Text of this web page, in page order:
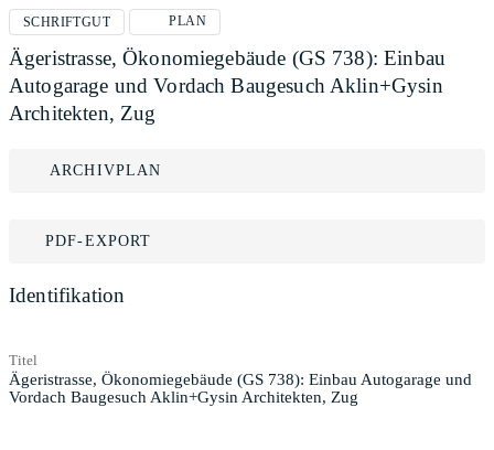
SCHRIFTGUT PLAN
Ägeristrasse, Ökonomiegebäude (GS 738): Einbau
Autogarage und Vordach Baugesuch Aklin+Gysin
Architekten, Zug
ARCHIVPLAN
PDF-EXPORT
Identifikation
Titel
Ägeristrasse, Ökonomiegebäude (GS 738): Einbau Autogarage und
Vordach Baugesuch Aklin+Gysin Architekten, Zug